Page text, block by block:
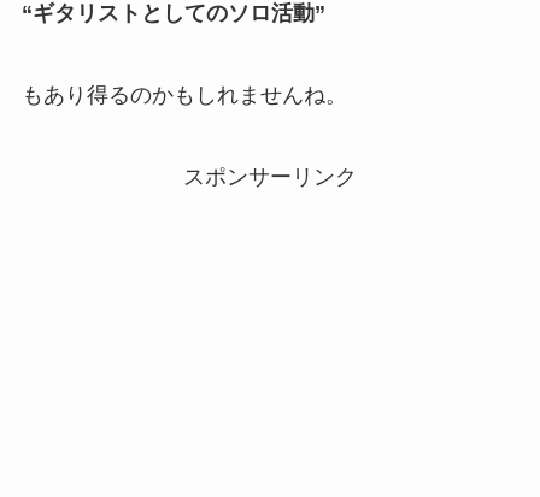
“ギタリストとしてのソロ活動”
もあり得るのかもしれませんね。
スポンサーリンク